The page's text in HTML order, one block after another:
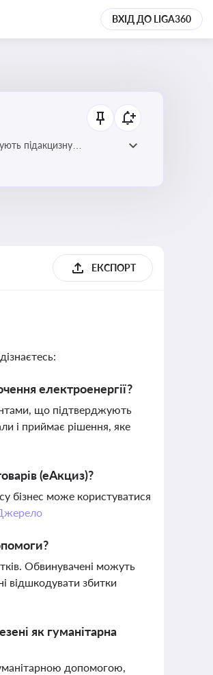
ВХІД ДО LIGA360
підакцизну
ЕКСПОРТ
електроенергії?
що підтверджують
і приймає рішення, яке
(еАкциз)?
бізнес може користуватися
Обвинувачені можуть
відшкодувати збитки
як гуманітарна
допомогою,